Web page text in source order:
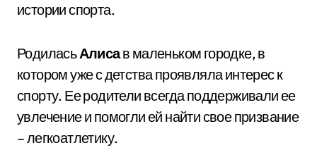
истории спорта.
РодиласьАлисав маленьком городке, в
котором уже с детства проявляла интерес к
спорту. Ее родители всегда поддерживали ее
увлечение и помогли ей найти свое призвание
– легкоатлетику.